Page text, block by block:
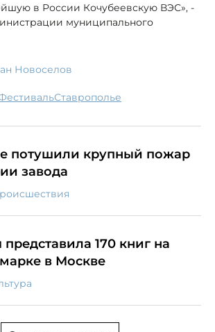
в России Кочубеевскую ВЭС», -
муниципального
Новоселов
фестиваль Ставрополье
потушили крупный пожар
завода
170 книг на
в Москве